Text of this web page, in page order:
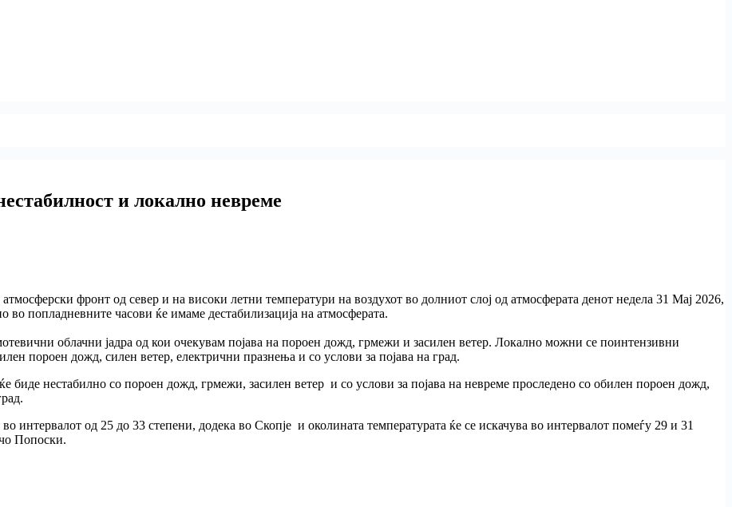
и локално невреме
фронт од север и на високи летни температури на воздухот во долниот слој од атмосферата денот недела 31 Мај 2026,
попладневните часови ќе имаме дестабилизација на атмосферата.
облачни јадра од кои очекувам појава на пороен дожд, грмежи и засилен ветер. Локално можни се поинтензивни
пороен дожд, силен ветер, електрични празнења и со услови за појава на град.
биде нестабилно со пороен дожд, грмежи, засилен ветер и со услови за појава на невреме проследено со обилен пороен дожд,
интервалот од 25 до 33 степени, додека во Скопје и околината температурата ќе се искачува во интервалот помеѓу 29 и 31
Попоски.